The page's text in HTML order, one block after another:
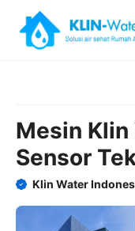
content
Mesin Klin
Sensor
Klin Water